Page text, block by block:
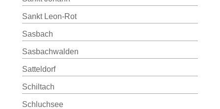
Sankt Leon-Rot
Sasbach
Sasbachwalden
Satteldorf
Schiltach
Schluchsee